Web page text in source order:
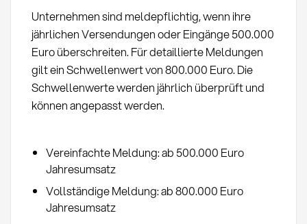
Unternehmen sind meldepflichtig, wenn ihre
jährlichen Versendungen oder Eingänge 500.000
Euro überschreiten. Für detaillierte Meldungen
gilt ein Schwellenwert von 800.000 Euro. Die
Schwellenwerte werden jährlich überprüft und
können angepasst werden.
Vereinfachte Meldung: ab 500.000 Euro
Jahresumsatz
Vollständige Meldung: ab 800.000 Euro
Jahresumsatz